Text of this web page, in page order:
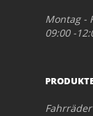
Montag -
09:00 -
Fahrräder